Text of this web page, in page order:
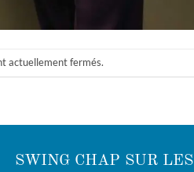
actuellement fermés.
SWING CHAP SUR LES